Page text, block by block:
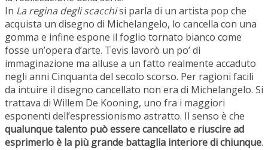
In La regina degli scacchisi parla di un artista pop che
acquista un disegno di Michelangelo, lo cancella con una
gomma e infine espone il foglio tornato bianco come
fosse un’opera d’arte. Tevis lavorò un po’ di
immaginazione ma alluse a un fatto realmente accaduto
negli anni Cinquanta del secolo scorso. Per ragioni facili
da intuire il disegno cancellato non era di Michelangelo. Si
trattava di Willem De Kooning, uno fra i maggiori
esponenti dell’espressionismo astratto. Il senso è che
qualunque talento può essere cancellato e riuscire ad
esprimerlo è la più grande battaglia interiore di chiunque.